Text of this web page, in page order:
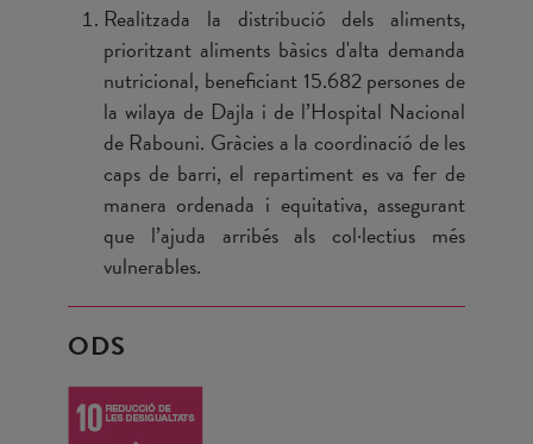
Realitzada la distribució dels aliments,
prioritzant aliments bàsics d'alta demanda
nutricional, beneficiant 15.682 persones de
la wilaya de Dajla i de l’Hospital Nacional
de Rabouni. Gràcies a la coordinació de les
caps de barri, el repartiment es va fer de
manera ordenada i equitativa, assegurant
que l’ajuda arribés als col·lectius més
vulnerables.
ODS